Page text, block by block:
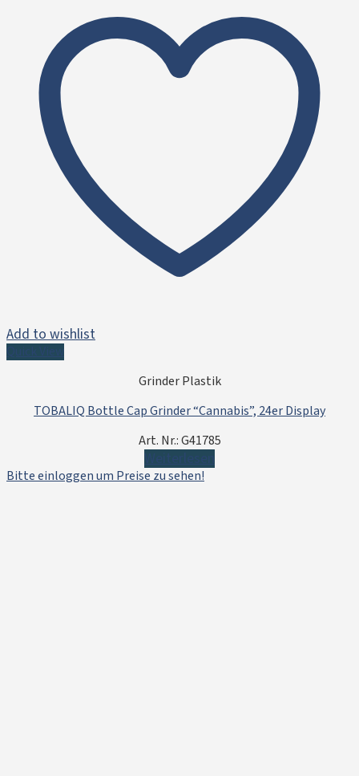
Add to wishlist
Grinder Plastik
TOBALIQ Bottle Cap Grinder “Cannabis”, 24er Display
Art. Nr.: G41785
Bitte einloggen um Preise zu sehen!